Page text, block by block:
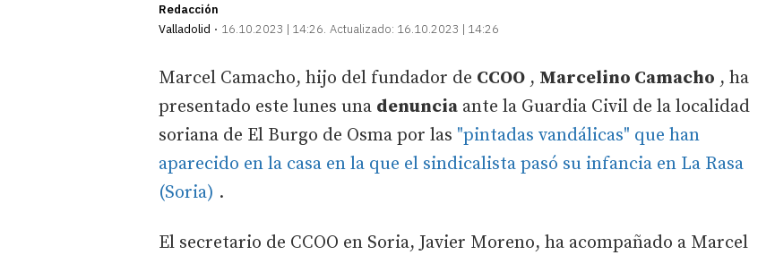
Redacción
Valladolid
16.10.2023 | 14:26 Actualizado: 16.10.2023 | 14:26
Marcel Camacho, hijo del fundador de CCOO , Marcelino Camacho , ha
presentado este lunes una denuncia ante la Guardia Civil de la localidad
soriana de El Burgo de Osma por las "pintadas vandálicas" que han
aparecido en la casa en la que el sindicalista pasó su infancia en La Rasa
(Soria) .
El secretario de CCOO en Soria, Javier Moreno, ha acompañado a Marcel